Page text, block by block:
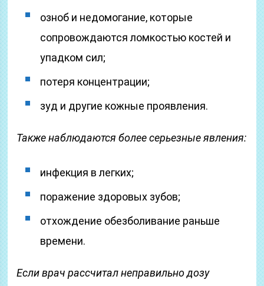
озноб и недомогание, которые
сопровождаются ломкостью костей и
упадком сил;
потеря концентрации;
зуд и другие кожные проявления.
Также наблюдаются более серьезные явления:
инфекция в легких;
поражение здоровых зубов;
отхождение обезболивание раньше
времени.
Если врач рассчитал неправильно дозу